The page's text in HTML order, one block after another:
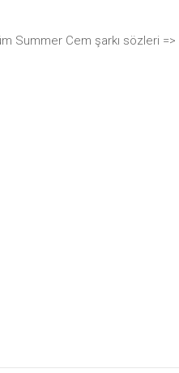
Summer Cem şarkı sözleri =>